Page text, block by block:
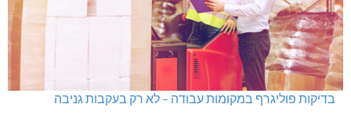
בדיקות פוליגרף במקומות עבודה – לא רק בעקבות גניבה